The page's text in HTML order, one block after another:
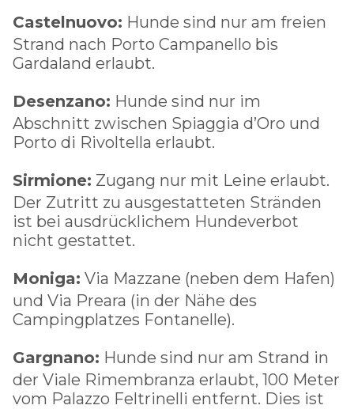
Castelnuovo: Hunde sind nur am freien
Strand nach Porto Campanello bis
Gardaland erlaubt.
Desenzano: Hunde sind nur im
Abschnitt zwischen Spiaggia d’Oro und
Porto di Rivoltella erlaubt.
Sirmione: Zugang nur mit Leine erlaubt.
Der Zutritt zu ausgestatteten Stränden
ist bei ausdrücklichem Hundeverbot
nicht gestattet.
Moniga: Via Mazzane (neben dem Hafen)
und Via Preara (in der Nähe des
Campingplatzes Fontanelle).
Gargnano: Hunde sind nur am Strand in
der Viale Rimembranza erlaubt, 100 Meter
vom Palazzo Feltrinelli entfernt. Dies ist